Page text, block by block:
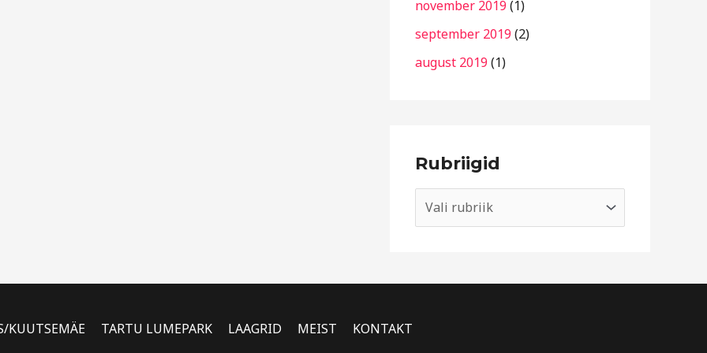
november 2019 (1)
september 2019 (2)
august 2019 (1)
Rubriigid
KUUTSEMÄE TARTU LUMEPARK LAAGRID MEIST KONTAKT